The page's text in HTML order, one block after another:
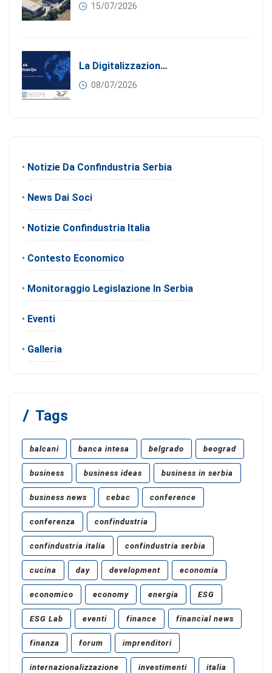
15/07/2026
La Digitalizzazione Come Motore Dell’internazionalizzazione
08/07/2026
• Notizie Da Confindustria Serbia
• News Dai Soci
• Notizie Confindustria Italia
• Contesto Economico
• Monitoraggio Legislazione In Serbia
• Eventi
• Galleria
Tags
balcani banca intesa belgrado beograd
business business ideas business in serbia
business news cebac conference
conferenza confindustria
confindustria italia confindustria serbia
cucina day development economia
economico economy energia ESG
ESG Lab eventi finance financial news
finanza forum imprenditori
internazionalizzazione investimenti italia